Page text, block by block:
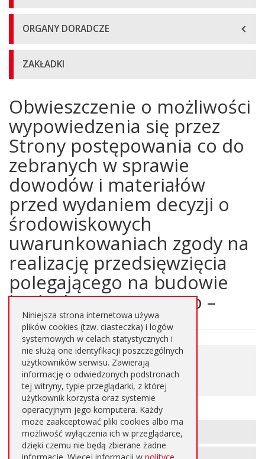
ORGANY DORADCZE
ZAKŁADKI
Główna
treść
strony
Obwieszczenie o możliwości
wypowiedzenia się przez
Strony postępowania co do
zebranych w sprawie
dowodów i materiałów
przed wydaniem decyzji o
środowiskowych
uwarunkowaniach zgody na
realizację przedsięwzięcia
polegającego na budowie
budynku magazynowo –
0.201 MB
PDF
Pobierz plik
Informacje
METRYKA STRONY
Niniejsza strona internetowa używa
plików cookies (tzw. ciasteczka) i logów
systemowych w celach statystycznych i
nie służą one identyfikacji poszczególnych
użytkowników serwisu. Zawierają
informację o odwiedzonych podstronach
tej witryny, typie przeglądarki, z której
użytkownik korzysta oraz systemie
operacyjnym jego komputera. Każdy
może zaakceptować pliki cookies albo ma
możliwość wyłączenia ich w przeglądarce,
dzięki czemu nie będą zbierane żadne